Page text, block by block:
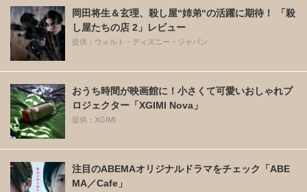
岡田将生＆玄理、殺し屋“姉弟“の活躍に期待！ 「殺
し屋たちの店 2」レビュー
提供：ウォルト・ディズニー・ジャパン
おうち時間が映画館に！小さくて可愛いおしゃれプ
ロジェクター「XGIMI Nova」
提供：XGIMI
注目のABEMAオリジナルドラマをチェック「ABE
MA／Cafe」